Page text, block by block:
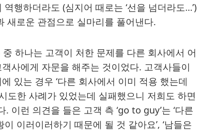
행하더라도 (심지어 때로는 ‘선을 넘더라도…’)
새로운 관점으로 실마리를 풀어낸다.
하나는 고객이 처한 문제를 다른 회사에서 어
사에게 자문을 해주는 것이었다. 고객사들이
있는 경우 ‘다른 회사에서 이미 적용 했는데
도한 사례가 있었는데 실패했으니 저희도 하면
이런 의견을 들은 고객 측 ‘go to guy’는 ‘다른
이러이러하기 때문에 될 것 같아요’, ‘남들은